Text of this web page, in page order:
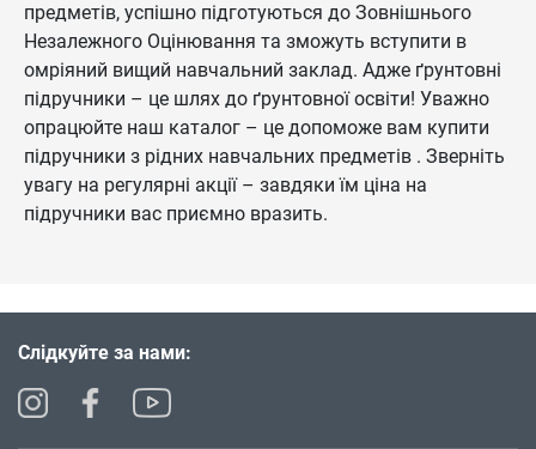
предметів, успішно підготуються до Зовнішнього
Незалежного Оцінювання та зможуть вступити в
омріяний вищий навчальний заклад. Адже ґрунтовні
підручники – це шлях до ґрунтовної освіти! Уважно
опрацюйте наш каталог – це допоможе вам купити
підручники з рідних навчальних предметів . Зверніть
увагу на регулярні акції – завдяки їм ціна на
підручники вас приємно вразить.
Слідкуйте за нами: